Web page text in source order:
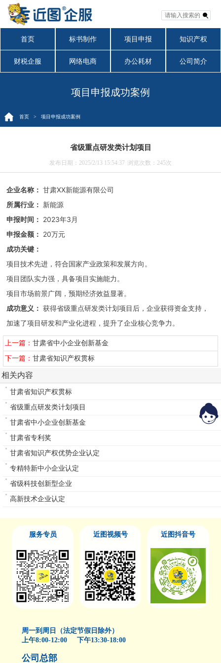
首页 标书制作 项目申报 知识产权
财税企服 网络电商 办公耗材 公司简介
项目申报成功案例
首页> 项目申报成功案例
省级重点研发类计划项目
发布日期：2025/2/13 15:54:37 浏览次数： 245次
企业名称： 甘肃XX新能源有限公司
所属行业： 新能源
申报时间： 2023年3月
申报金额： 20万元
成功关键：
项目技术先进，符合国家产业政策和发展方向。
项目团队实力强，具备项目实施能力。
项目市场前景广阔，预期经济效益显著。
成功意义： 获得省级重点研发类计划项目后，企业获得资金支持，
加速了项目研发和产业化进程，提升了企业核心竞争力。
上一篇：甘肃省中小企业创新基金
下一篇：甘肃省知识产权贯标
相关内容
甘肃省知识产权贯标
省级重点研发类计划项目
甘肃省中小企业创新基金
甘肃省专利奖
甘肃省知识产权优势企业认定
专精特新中小企业认定
省级科技创新型企业
高新技术企业认定
服务专员 近图视频号 近图抖音号
周一到周日（法定节假日除外）
上午8:00-12:00 下午13:30-18:00
公司总部